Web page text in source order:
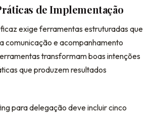
de Implementação
exige ferramentas estruturadas que
comunicação e acompanhamento
transformam boas intenções
que produzem resultados
para delegação deve incluir cinco